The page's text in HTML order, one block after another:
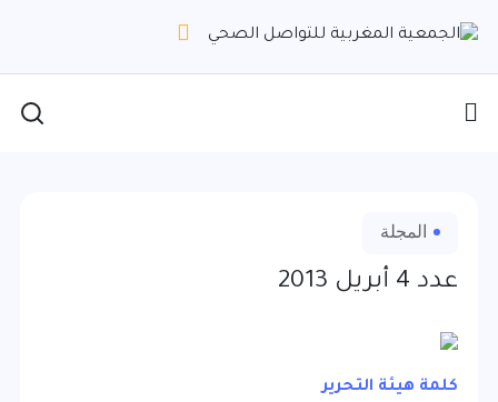
المجلة
عدد 4 أبريل 2013
كلمة هيئة التحرير